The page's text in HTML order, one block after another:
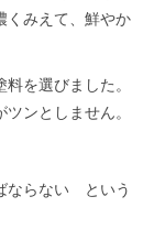
くみえて、鮮やか
を選びました。
ンとしません。
ならない という